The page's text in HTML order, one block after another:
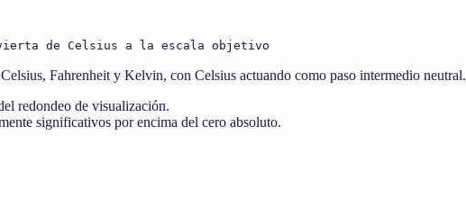
de Celsius a la escala objetivo
Fahrenheit y Kelvin, con Celsius actuando como paso intermedio neutral.
redondeo de visualización.
significativos por encima del cero absoluto.